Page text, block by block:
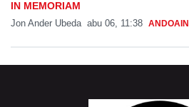
IN MEMORIAM
Jon Ander Ubeda abu 06, 11:38 ANDOAIN